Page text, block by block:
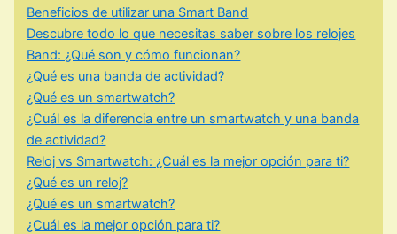
Beneficios de utilizar una Smart Band
Descubre todo lo que necesitas saber sobre los relojes
Band: ¿Qué son y cómo funcionan?
¿Qué es una banda de actividad?
¿Qué es un smartwatch?
¿Cuál es la diferencia entre un smartwatch y una banda
de actividad?
Reloj vs Smartwatch: ¿Cuál es la mejor opción para ti?
¿Qué es un reloj?
¿Qué es un smartwatch?
¿Cuál es la mejor opción para ti?